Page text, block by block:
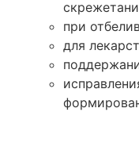
при
для